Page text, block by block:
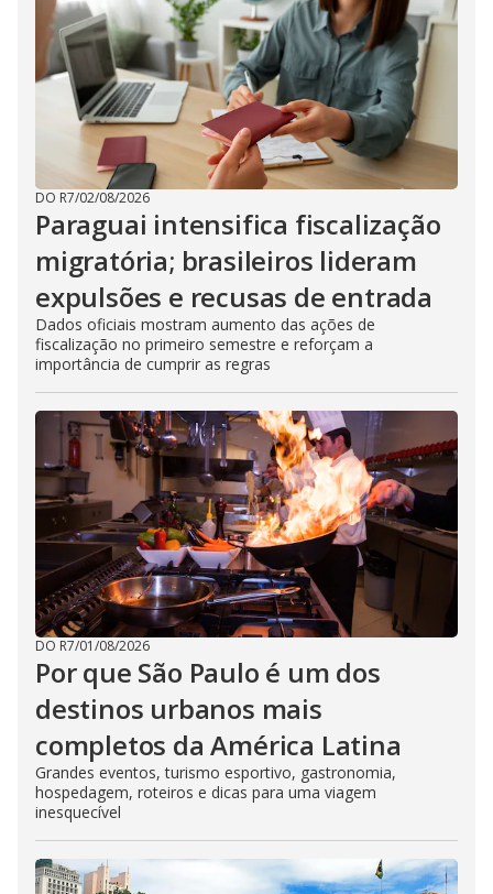
DO R7/02/08/2026
Paraguai intensifica fiscalização
migratória; brasileiros lideram
expulsões e recusas de entrada
Dados oficiais mostram aumento das ações de
fiscalização no primeiro semestre e reforçam a
importância de cumprir as regras
DO R7/01/08/2026
Por que São Paulo é um dos
destinos urbanos mais
completos da América Latina
Grandes eventos, turismo esportivo, gastronomia,
hospedagem, roteiros e dicas para uma viagem
inesquecível